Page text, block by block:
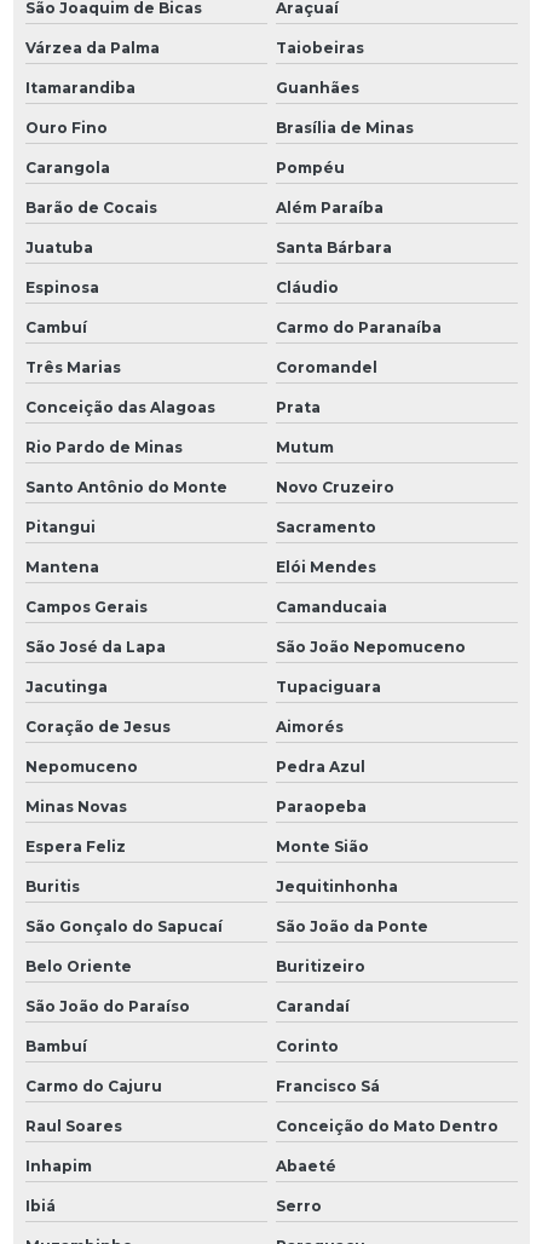
São Joaquim de Bicas Araçuaí
Várzea da Palma Taiobeiras
Itamarandiba Guanhães
Ouro Fino Brasília de Minas
Carangola Pompéu
Barão de Cocais Além Paraíba
Juatuba Santa Bárbara
Espinosa Cláudio
Cambuí Carmo do Paranaíba
Três Marias Coromandel
Conceição das Alagoas Prata
Rio Pardo de Minas Mutum
Santo Antônio do Monte Novo Cruzeiro
Pitangui Sacramento
Mantena Elói Mendes
Campos Gerais Camanducaia
São José da Lapa São João Nepomuceno
Jacutinga Tupaciguara
Coração de Jesus Aimorés
Nepomuceno Pedra Azul
Minas Novas Paraopeba
Espera Feliz Monte Sião
Buritis Jequitinhonha
São Gonçalo do Sapucaí São João da Ponte
Belo Oriente Buritizeiro
São João do Paraíso Carandaí
Bambuí Corinto
Carmo do Cajuru Francisco Sá
Raul Soares Conceição do Mato Dentro
Inhapim Abaeté
Ibiá Serro